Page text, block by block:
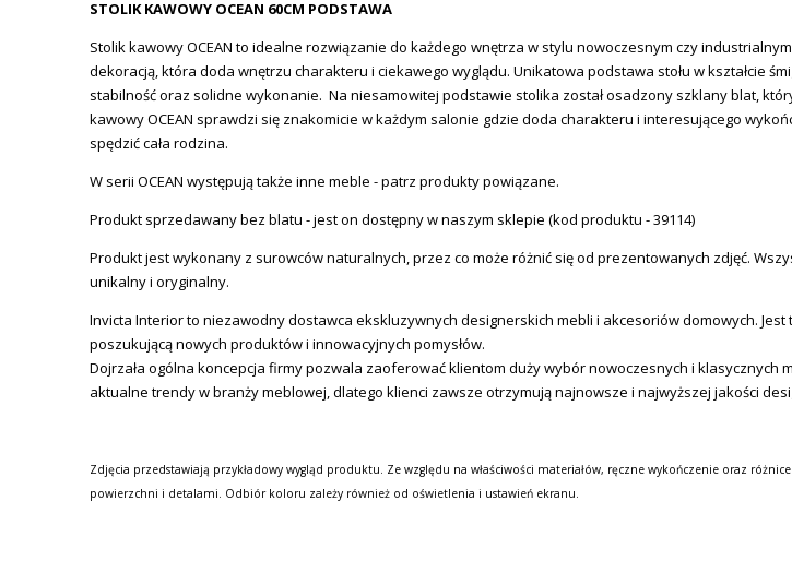
STOLIK KAWOWY OCEAN 60CM PODSTAWA
Stolik kawowy OCEAN to idealne rozwiązanie do każdego wnętrza w stylu nowoczesnym czy
dekoracją, która doda wnętrzu charakteru i ciekawego wyglądu. Unikatowa podstawa stołu w kształcie
stabilność oraz solidne wykonanie. Na niesamowitej podstawie stolika został osadzony szklany blat,
kawowy OCEAN sprawdzi się znakomicie w każdym salonie gdzie doda charakteru i interesującego
spędzić cała rodzina.
W serii OCEAN występują także inne meble - patrz produkty powiązane.
Produkt sprzedawany bez blatu - jest on dostępny w naszym sklepie (kod produktu - 39114)
Produkt jest wykonany z surowców naturalnych, przez co może różnić się od prezentowanych zdjęć.
unikalny i oryginalny.
Invicta Interiorto niezawodny dostawca ekskluzywnych designerskich mebli i akcesoriów domowych.
poszukującą nowych produktów i innowacyjnych pomysłów.
Dojrzała ogólna koncepcja firmy pozwala zaoferować klientom duży wybór nowoczesnych i klasycznych
aktualne trendy w branży meblowej, dlatego klienci zawsze otrzymują najnowsze i najwyższej jakości
Zdjęcia przedstawiają przykładowy wygląd produktu. Ze względu na właściwości materiałów, ręczne wykończenie oraz
powierzchni i detalami. Odbiór koloru zależy również od oświetlenia i ustawień ekranu.